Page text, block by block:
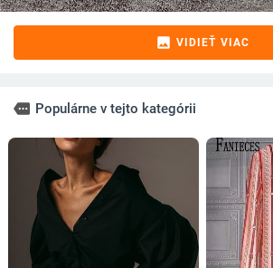
image VIDIEŤ VIAC
more Populárne v tejto kategórii